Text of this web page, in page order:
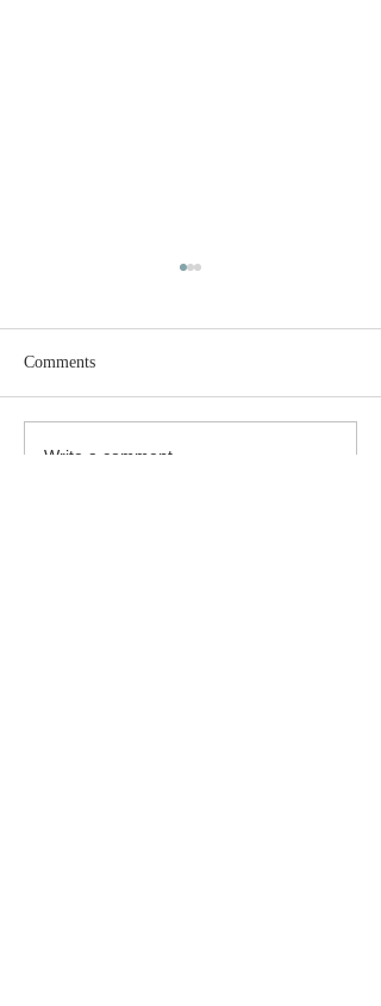
成立70周年活動照片和影
Comments
Write a comment...